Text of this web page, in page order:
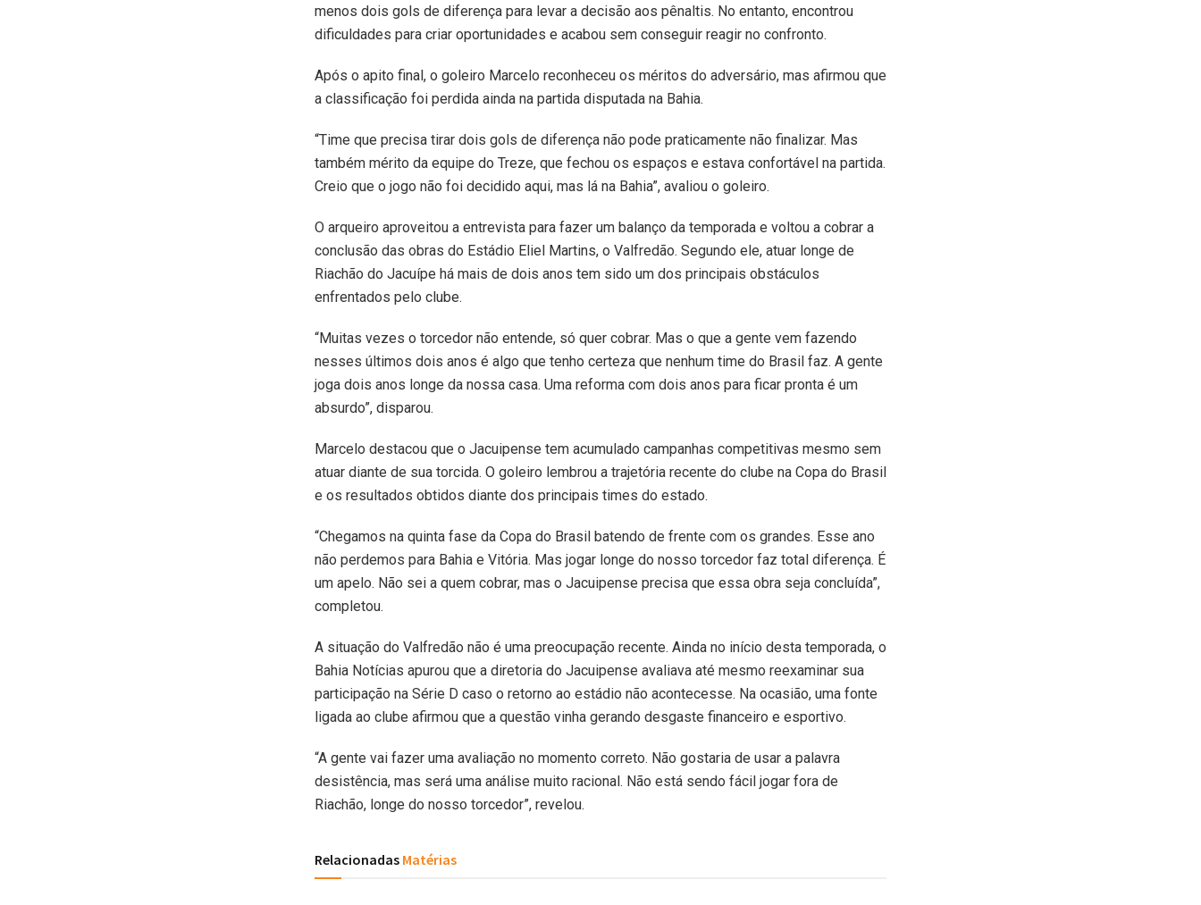
menos dois gols de diferença para levar a decisão aos pênaltis. No entanto, encontrou
dificuldades para criar oportunidades e acabou sem conseguir reagir no confronto.
Após o apito final, o goleiro Marcelo reconheceu os méritos do adversário, mas afirmou que
a classificação foi perdida ainda na partida disputada na Bahia.
“Time que precisa tirar dois gols de diferença não pode praticamente não finalizar. Mas
também mérito da equipe do Treze, que fechou os espaços e estava confortável na partida.
Creio que o jogo não foi decidido aqui, mas lá na Bahia”, avaliou o goleiro.
O arqueiro aproveitou a entrevista para fazer um balanço da temporada e voltou a cobrar a
conclusão das obras do Estádio Eliel Martins, o Valfredão. Segundo ele, atuar longe de
Riachão do Jacuípe há mais de dois anos tem sido um dos principais obstáculos
enfrentados pelo clube.
“Muitas vezes o torcedor não entende, só quer cobrar. Mas o que a gente vem fazendo
nesses últimos dois anos é algo que tenho certeza que nenhum time do Brasil faz. A gente
joga dois anos longe da nossa casa. Uma reforma com dois anos para ficar pronta é um
absurdo”, disparou.
Marcelo destacou que o Jacuipense tem acumulado campanhas competitivas mesmo sem
atuar diante de sua torcida. O goleiro lembrou a trajetória recente do clube na Copa do Brasil
e os resultados obtidos diante dos principais times do estado.
“Chegamos na quinta fase da Copa do Brasil batendo de frente com os grandes. Esse ano
não perdemos para Bahia e Vitória. Mas jogar longe do nosso torcedor faz total diferença. É
um apelo. Não sei a quem cobrar, mas o Jacuipense precisa que essa obra seja concluída”,
completou.
A situação do Valfredão não é uma preocupação recente. Ainda no início desta temporada, o
Bahia Notícias apurou que a diretoria do Jacuipense avaliava até mesmo reexaminar sua
participação na Série D caso o retorno ao estádio não acontecesse. Na ocasião, uma fonte
ligada ao clube afirmou que a questão vinha gerando desgaste financeiro e esportivo.
“A gente vai fazer uma avaliação no momento correto. Não gostaria de usar a palavra
desistência, mas será uma análise muito racional. Não está sendo fácil jogar fora de
Riachão, longe do nosso torcedor”, revelou.
Relacionadas Matérias